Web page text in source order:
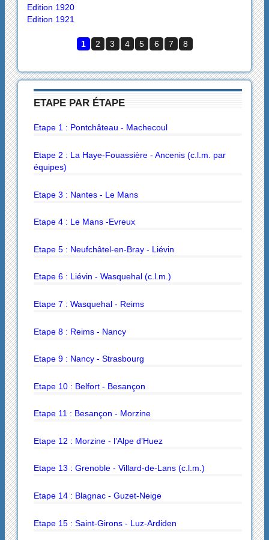
Edition 1920
Edition 1921
1 2 3 4 5 6 7 8
ETAPE PAR ÉTAPE
Etape 1 : Pontchâteau - Machecoul
Etape 2 : La Haye-Fouassière - Ancenis (c.l.m. par
équipes)
Etape 3 : Nantes - Le Mans
Etape 4 : Le Mans -Evreux
Etape 5 : Neufchâtel-en-Bray - Liévin
Etape 6 : Liévin - Wasquehal (c.l.m.)
Etape 7 : Wasquehal - Reims
Etape 8 : Reims - Nancy
Etape 9 : Nancy - Strasbourg
Etape 10 : Belfort - Besançon
Etape 11 : Besançon - Morzine
Etape 12 : Morzine - l’Alpe d’Huez
Etape 13 : Grenoble - Villard-de-Lans (c.l.m.)
Etape 14 : Blagnac - Guzet-Neige
Etape 15 : Saint-Girons - Luz-Ardiden